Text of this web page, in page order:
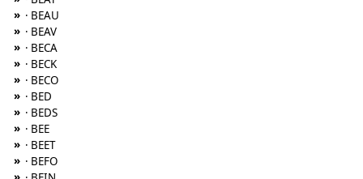
» · BEAU
» · BEAV
» · BECA
» · BECK
» · BECO
» · BED
» · BEDS
» · BEE
» · BEET
» · BEFO